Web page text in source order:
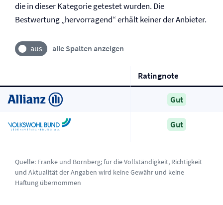
die in dieser Kategorie getestet wurden. Die
Bestwertung „hervorragend“ erhält keiner der Anbieter.
alle Spalten anzeigen
Ratingnote
Gut
Gut
Quelle: Franke und Bornberg; für die Vollständigkeit, Richtigkeit
und Aktualität der Angaben wird keine Gewähr und keine
Haftung übernommen